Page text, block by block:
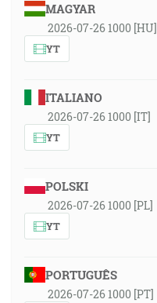
MAGYAR
2026-07-26 1000 [HU]
YT
ITALIANO
2026-07-26 1000 [IT]
YT
POLSKI
2026-07-26 1000 [PL]
YT
PORTUGUÊS
2026-07-26 1000 [PT]